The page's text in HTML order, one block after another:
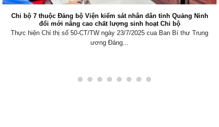
Chi bộ 7 thuộc Đảng bộ Viện kiểm sát nhân dân tỉnh Quảng Ninh
đổi mới nâng cao chất lượng sinh hoạt Chi bộ
Thực hiện Chỉ thị số 50-CT/TW ngày 23/7/2025 cua Ban Bí thư Trung
ương Đảng...